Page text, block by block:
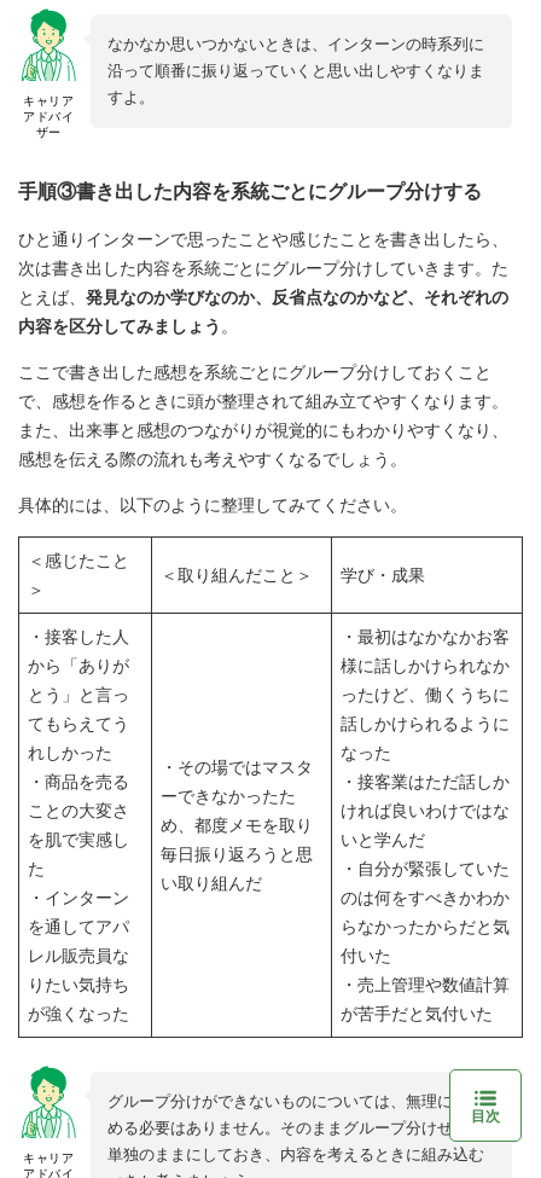
キャリア
アドバイ
ザー
なかなか思いつかないときは、インターンの時系列に
沿って順番に振り返っていくと思い出しやすくなりま
すよ。
手順③書き出した内容を系統ごとにグループ分けする
ひと通りインターンで思ったことや感じたことを書き出したら、
次は書き出した内容を系統ごとにグループ分けしていきます。た
とえば、 発見なのか学びなのか、反省点なのかなど、それぞれの
内容を区分してみましょう 。
ここで書き出した感想を系統ごとにグループ分けしておくこと
で、感想を作るときに頭が整理されて組み立てやすくなります。
また、出来事と感想のつながりが視覚的にもわかりやすくなり、
感想を伝える際の流れも考えやすくなるでしょう。
具体的には、以下のように整理してみてください。
＜感じたこと
＞
＜取り組んだこと＞ 学び・成果
・接客した人
から「ありが
とう」と言っ
てもらえてう
れしかった
・商品を売る
ことの大変さ
を肌で実感し
た
・インターン
を通してアパ
レル販売員な
りたい気持ち
が強くなった
・その場ではマスタ
ーできなかったた
め、都度メモを取り
毎日振り返ろうと思
い取り組んだ
・最初はなかなかお客
様に話しかけられなか
ったけど、働くうちに
話しかけられるように
なった
・接客業はただ話しか
ければ良いわけではな
いと学んだ
・自分が緊張していた
のは何をすべきかわか
らなかったからだと気
付いた
・売上管理や数値計算
が苦手だと気付いた
キャリア
アドバイ
グループ分けができないものについては、無理にまと
める必要はありません。そのままグループ分けせずに
単独のままにしておき、内容を考えるときに組み込む
目次